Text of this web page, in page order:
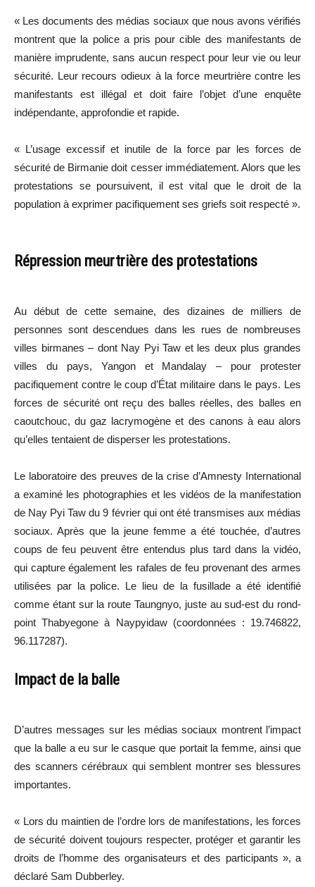
« Les documents des médias sociaux que nous avons vérifiés
montrent que la police a pris pour cible des manifestants de
manière imprudente, sans aucun respect pour leur vie ou leur
sécurité. Leur recours odieux à la force meurtrière contre les
manifestants est illégal et doit faire l’objet d’une enquête
indépendante, approfondie et rapide.
« L’usage excessif et inutile de la force par les forces de
sécurité de Birmanie doit cesser immédiatement. Alors que les
protestations se poursuivent, il est vital que le droit de la
population à exprimer pacifiquement ses griefs soit respecté ».
Répression meurtrière des protestations
Au début de cette semaine, des dizaines de milliers de
personnes sont descendues dans les rues de nombreuses
villes birmanes – dont Nay Pyi Taw et les deux plus grandes
villes du pays, Yangon et Mandalay – pour protester
pacifiquement contre le coup d’État militaire dans le pays. Les
forces de sécurité ont reçu des balles réelles, des balles en
caoutchouc, du gaz lacrymogène et des canons à eau alors
qu’elles tentaient de disperser les protestations.
Le laboratoire des preuves de la crise d’Amnesty International
a examiné les photographies et les vidéos de la manifestation
de Nay Pyi Taw du 9 février qui ont été transmises aux médias
sociaux. Après que la jeune femme a été touchée, d’autres
coups de feu peuvent être entendus plus tard dans la vidéo,
qui capture également les rafales de feu provenant des armes
utilisées par la police. Le lieu de la fusillade a été identifié
comme étant sur la route Taungnyo, juste au sud-est du rond-
point Thabyegone à Naypyidaw (coordonnées : 19.746822,
96.117287).
Impact de la balle
D’autres messages sur les médias sociaux montrent l’impact
que la balle a eu sur le casque que portait la femme, ainsi que
des scanners cérébraux qui semblent montrer ses blessures
importantes.
« Lors du maintien de l’ordre lors de manifestations, les forces
de sécurité doivent toujours respecter, protéger et garantir les
droits de l’homme des organisateurs et des participants », a
déclaré Sam Dubberley.